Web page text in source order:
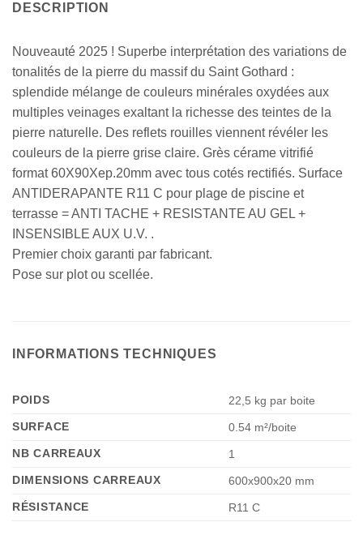
DESCRIPTION
Nouveauté 2025 ! Superbe interprétation des variations de
tonalités de la pierre du massif du Saint Gothard :
splendide mélange de couleurs minérales oxydées aux
multiples veinages exaltant la richesse des teintes de la
pierre naturelle. Des reflets rouilles viennent révéler les
couleurs de la pierre grise claire. Grès cérame vitrifié
format 60X90Xep.20mm avec tous cotés rectifiés. Surface
ANTIDERAPANTE R11 C pour plage de piscine et
terrasse = ANTI TACHE + RESISTANTE AU GEL +
INSENSIBLE AUX U.V. .
Premier choix garanti par fabricant.
Pose sur plot ou scellée.
INFORMATIONS TECHNIQUES
POIDS
22,5 kg par boite
SURFACE
0.54 m²/boite
NB CARREAUX
1
DIMENSIONS CARREAUX
600x900x20 mm
RÉSISTANCE
R11 C